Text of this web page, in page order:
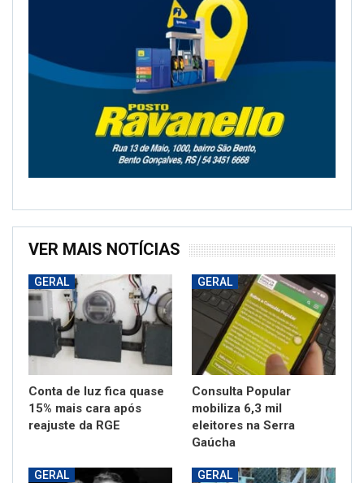
VER MAIS NOTÍCIAS
GERAL
Conta de luz fica quase
15% mais cara após
reajuste da RGE
GERAL
Consulta Popular
mobiliza 6,3 mil
eleitores na Serra
Gaúcha
GERAL GERAL